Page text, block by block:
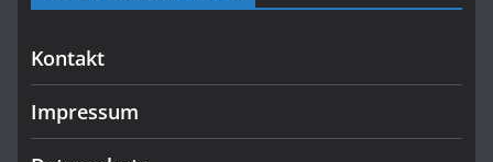
Kontakt
Impressum